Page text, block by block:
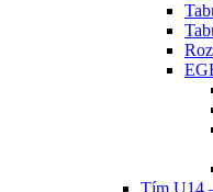
Tím U14